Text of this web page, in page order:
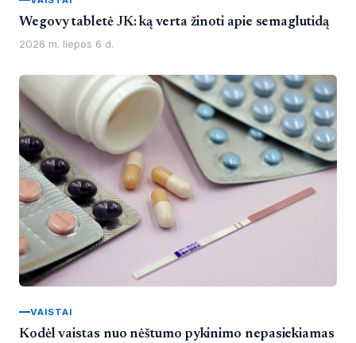
Wegovy tabletė JK: ką verta žinoti apie semaglutidą
2026 m. liepos 6 d.
VAISTAI
Kodėl vaistas nuo nėštumo pykinimo nepasiekiamas